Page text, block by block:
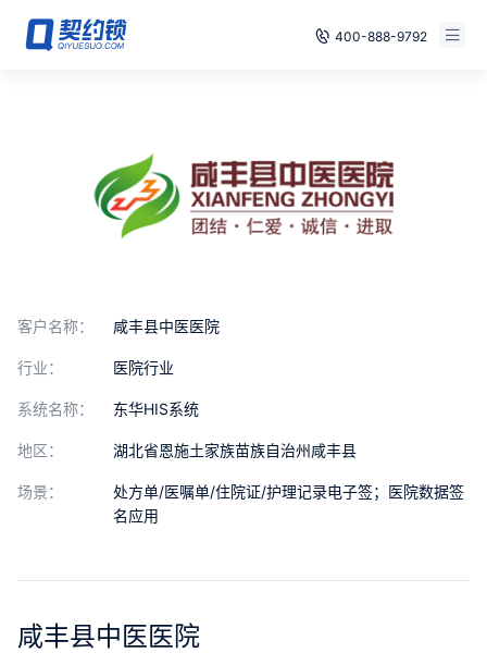
400-888-9792
案例
全国
合作
已有账号，登录
客户名称： 咸丰县中医医院
行业： 医院行业
系统名称： 东华HIS系统
地区： 湖北省恩施土家族苗族自治州咸丰县
场景：
处方单/医嘱单/住院证/护理记录电子签；医院数据签
名应用
咸丰县中医医院